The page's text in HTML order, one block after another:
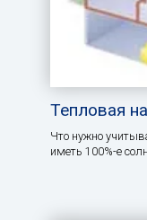
Тепловая
Что нужно
иметь 100%-е